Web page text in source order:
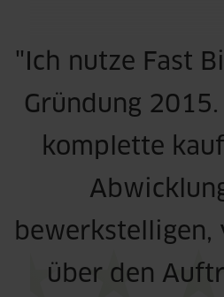
"Ich nutze Fast
Gründung
komplette
bewerkstelligen,
über den